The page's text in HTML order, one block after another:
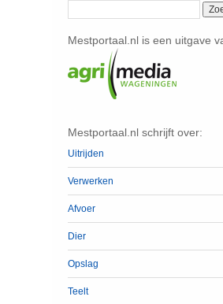
Mestportaal.nl is een uitgave
Mestportaal.nl schrijft over:
Uitrijden
Verwerken
Afvoer
Dier
Opslag
Teelt